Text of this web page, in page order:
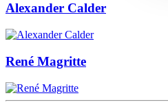
Alexander Calder
René Magritte